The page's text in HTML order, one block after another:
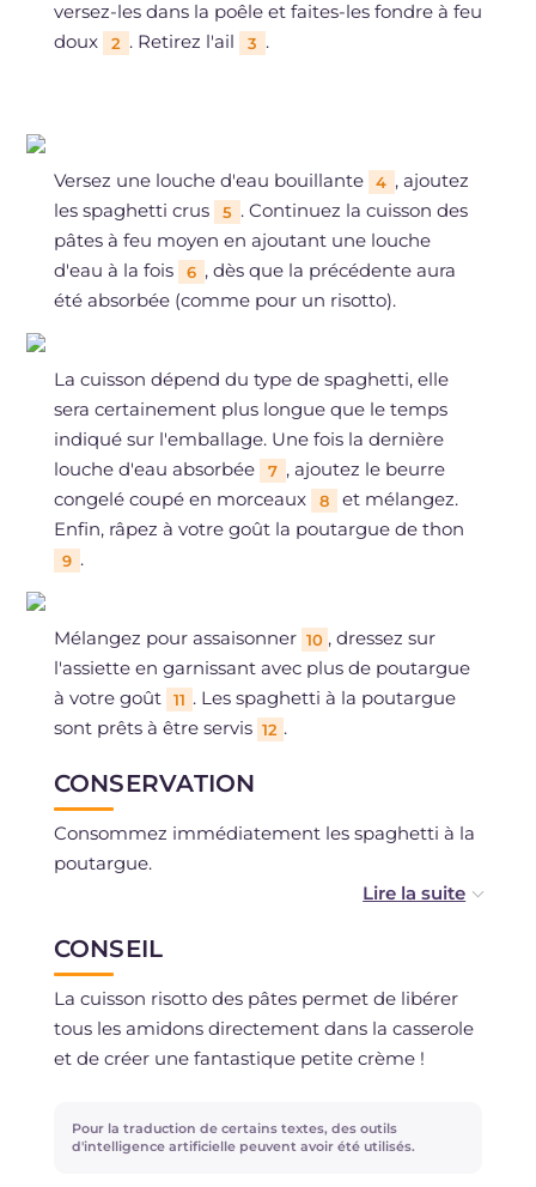
versez-les dans la poêle et faites-les fondre à feu
doux
2 . Retirez l'ail 3 .
Versez une louche d'eau bouillante 4 , ajoutez
les spaghetti crus
5 . Continuez la cuisson des
pâtes à feu moyen en ajoutant une louche
d'eau à la fois
6 , dès que la précédente aura
été absorbée (comme pour un risotto).
La cuisson dépend du type de spaghetti, elle
sera certainement plus longue que le temps
indiqué sur l'emballage. Une fois la dernière
louche d'eau absorbée
7 , ajoutez le beurre
congelé coupé en morceaux
8
et mélangez.
Enfin, râpez à votre goût la poutargue de thon
9 .
Mélangez pour assaisonner 10 , dressez sur
l'assiette en garnissant avec plus de poutargue
à votre goût
11 . Les spaghetti à la poutargue
sont prêts à être servis 12 .
CONSERVATION
Consommez immédiatement les spaghetti à la
poutargue.
CONSEIL
La cuisson risotto des pâtes permet de libérer
tous les amidons directement dans la casserole
et de créer une fantastique petite crème !
Pour la traduction de certains textes, des outils
d'intelligence artificielle peuvent avoir été utilisés.